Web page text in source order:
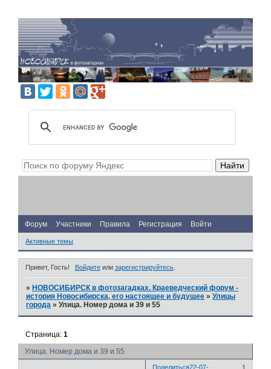
Форум Участники Правила Регистрация Войти
Активные темы
Привет, Гость! Войдитеили зарегистрируйтесь.
» НОВОСИБИРСК в фотозагадках. Краеведческий форум -
история Новосибирска, его настоящее и будущее »Улицы
города »Улица. Номер дома и 39 и 55
Улица. Номер дома и 39 и 55
Страница:1
Поделиться 1
22-07-